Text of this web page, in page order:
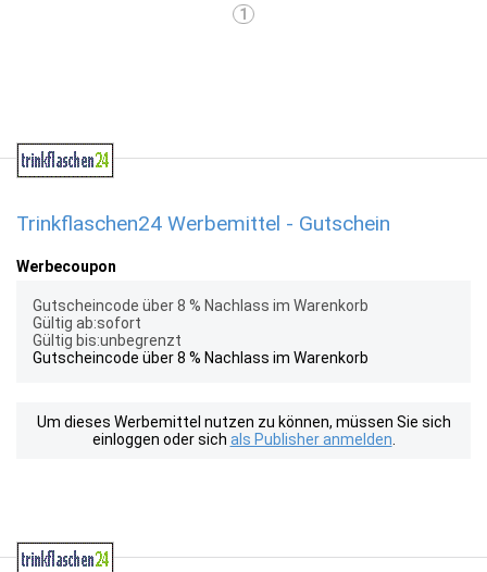
1
Trinkflaschen24 Werbemittel - Gutschein
Werbecoupon
Gutscheincode über 8 % Nachlass im Warenkorb
Gültig ab:sofort
Gültig bis:unbegrenzt
Gutscheincode über 8 % Nachlass im Warenkorb
Um dieses Werbemittel nutzen zu können, müssen Sie sich
einloggen oder sich als Publisher anmelden